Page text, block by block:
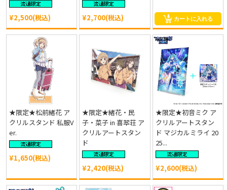
¥2,500(税込) ¥2,700(税込) カートに入れる
★限定★松前緒花 ア
クリルスタンド 私服V
er.
¥1,650(税込)
★限定★緒花・民
子・菜子 in 喜翆荘 ア
クリルアートスタン
ド
¥2,420(税込)
★限定★初音ミク ア
クリルアートスタン
ド マジカルミライ 20
25...
¥2,600(税込)